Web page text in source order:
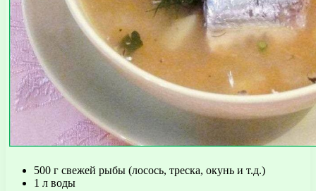
500 г свежей рыбы (лосось, треска, окунь и т.д.)
1 л воды